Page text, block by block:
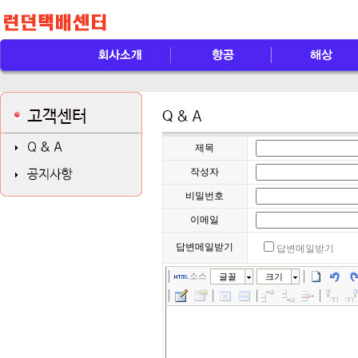
제목
작성자
비밀번호
이메일
답변메일받기 답변메일받기
소스 글꼴 크기